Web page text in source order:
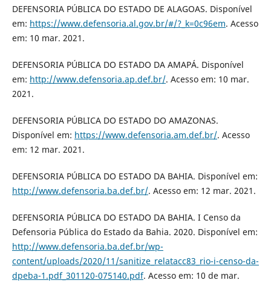
DEFENSORIA PÚBLICA DO ESTADO DE ALAGOAS. Disponível
em: https://www.defensoria.al.gov.br/#/?_k=0c96em. Acesso
em: 10 mar. 2021.
DEFENSORIA PÚBLICA DO ESTADO DA AMAPÁ. Disponível
em: http://www.defensoria.ap.def.br/. Acesso em: 10 mar.
2021.
DEFENSORIA PÚBLICA DO ESTADO DO AMAZONAS.
Disponível em: https://www.defensoria.am.def.br/. Acesso
em: 12 mar. 2021.
DEFENSORIA PÚBLICA DO ESTADO DA BAHIA. Disponível em:
http://www.defensoria.ba.def.br/. Acesso em: 12 mar. 2021.
DEFENSORIA PÚBLICA DO ESTADO DA BAHIA. I Censo da
Defensoria Pública do Estado da Bahia. 2020. Disponível em:
http://www.defensoria.ba.def.br/wp-
content/uploads/2020/11/sanitize_relatacc83_rio-i-censo-da-
dpeba-1.pdf_301120-075140.pdf. Acesso em: 10 de mar.